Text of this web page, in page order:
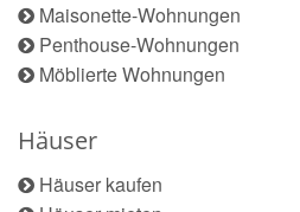
Maisonette-Wohnungen
Penthouse-Wohnungen
Möblierte Wohnungen
Häuser
Häuser kaufen